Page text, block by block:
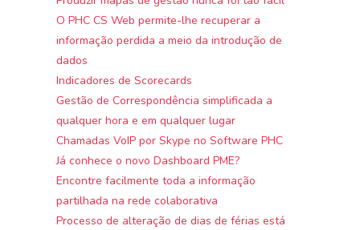
O PHC CS Web permite-lhe recuperar a
informação perdida a meio da introdução de
dados
Indicadores de Scorecards
Gestão de Correspondência simplificada a
qualquer hora e em qualquer lugar
Chamadas VoIP por Skype no Software PHC
Já conhece o novo Dashboard PME?
Encontre facilmente toda a informação
partilhada na rede colaborativa
Processo de alteração de dias de férias está